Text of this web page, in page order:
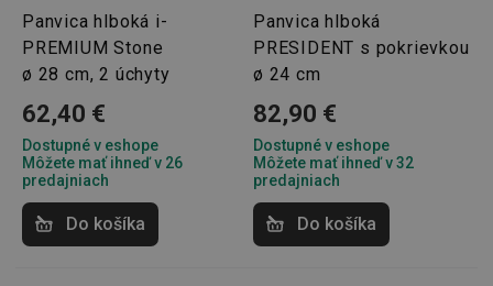
Panvica hlboká i-
PREMIUM Stone
ø 28 cm, 2 úchyty
62,40 €
Dostupné v eshope
Môžete mať ihneď v 26
predajniach
Do košíka
Panvica hlboká
PRESIDENT s pokrievkou
ø 24 cm
82,90 €
Dostupné v eshope
Môžete mať ihneď v 32
predajniach
Do košíka